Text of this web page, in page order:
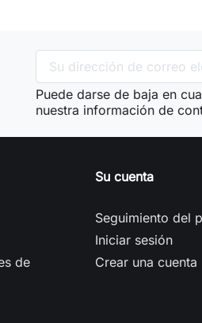
Puede darse de baja en
nuestra información de
de
Su cuenta
Seguimiento del
Iniciar sesión
Crear una cuenta